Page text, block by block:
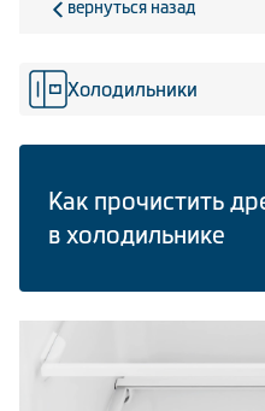
Малая бытовая
вернуться назад
Холодильники
Как прочистить
в холодильнике